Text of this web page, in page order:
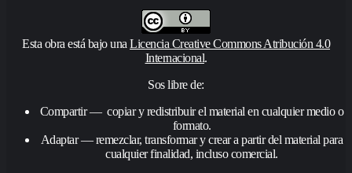
Esta obra está bajo una Licencia Creative Commons Atribución 4.0
Internacional.
Sos libre de:
Compartir — copiar y redistribuir el material en cualquier medio o
formato.
Adaptar — remezclar, transformar y crear a partir del material para
cualquier finalidad, incluso comercial.